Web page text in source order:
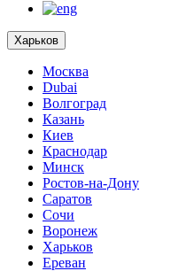
Харьков
Москва
Dubai
Волгоград
Казань
Киев
Краснодар
Минск
Ростов-на-Дону
Саратов
Сочи
Воронеж
Харьков
Ереван